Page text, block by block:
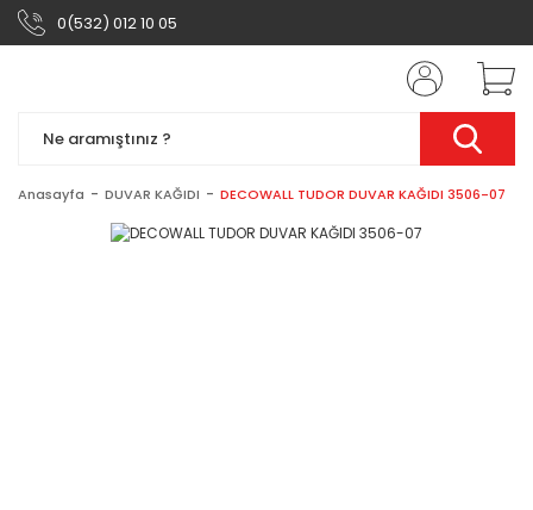
0(532) 012 10 05
Anasayfa DUVAR KAĞIDI DECOWALL TUDOR DUVAR KAĞIDI 3506-07